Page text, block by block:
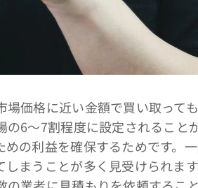
価格に近い金額で買い取って
6～7割程度に設定されること
の利益を確保するためです。
まうことが多く見受けられま